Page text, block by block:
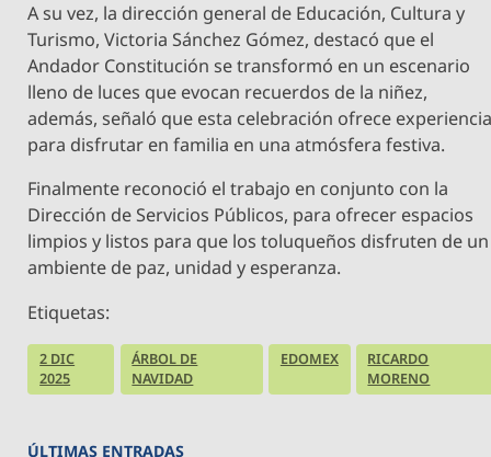
A su vez, la dirección general de Educación, Cultura y
Turismo, Victoria Sánchez Gómez, destacó que el
Andador Constitución se transformó en un escenario
lleno de luces que evocan recuerdos de la niñez,
además, señaló que esta celebración ofrece
para disfrutar en familia en una atmósfera festiva.
Finalmente reconoció el trabajo en conjunto con la
Dirección de Servicios Públicos, para ofrecer espacios
limpios y listos para que los toluqueños disfruten de un
ambiente de paz, unidad y esperanza.
Etiquetas:
2 DIC
2025
ÁRBOL DE
NAVIDAD
EDOMEX
RICARDO
MORENO
ÚLTIMAS ENTRADAS